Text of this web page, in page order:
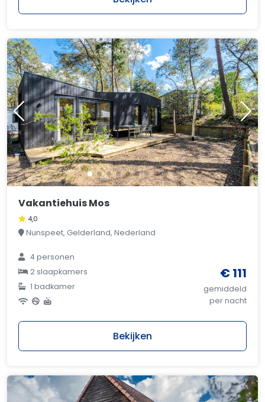
Vakantiehuis Mos
4,0
Nunspeet, Gelderland, Nederland
4 personen
2 slaapkamers
1 badkamer
€ 111
gemiddeld
per nacht
Bekijken